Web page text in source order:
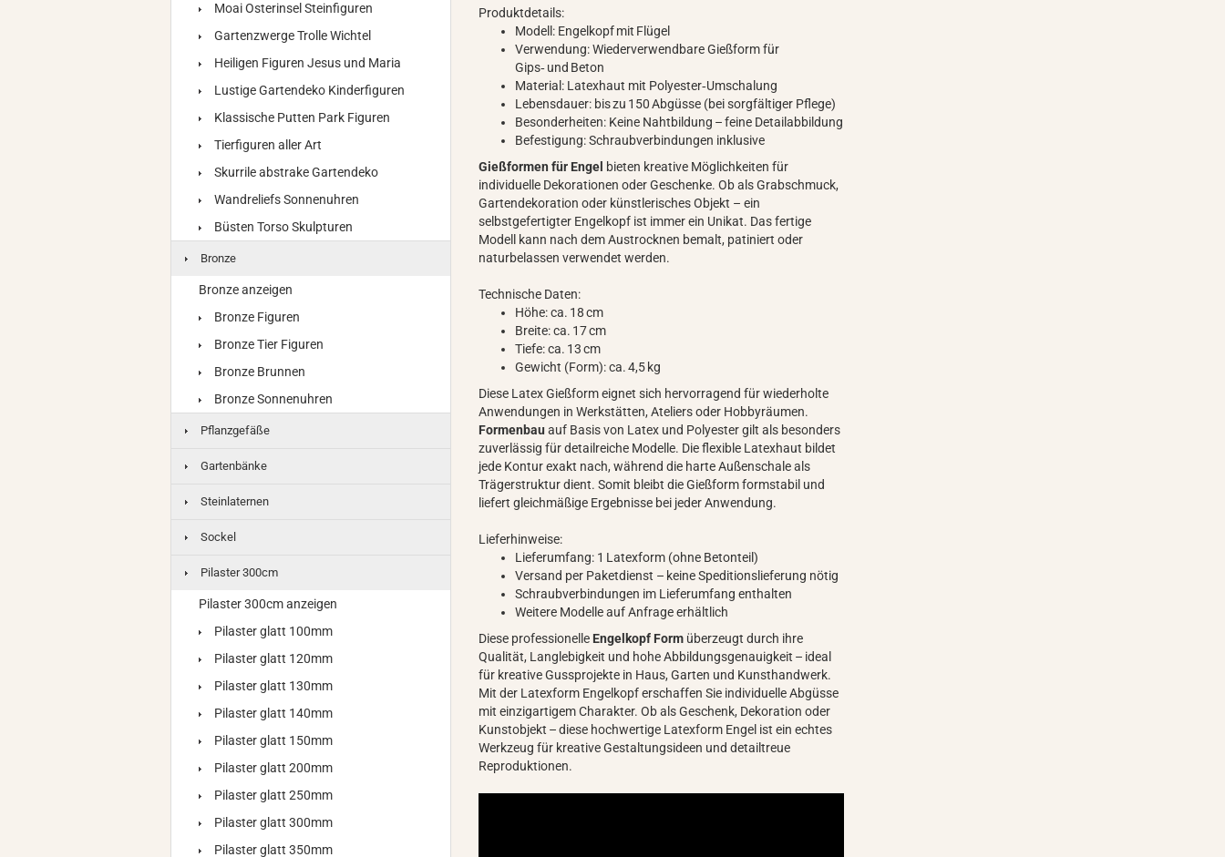
Produktdetails:
Modell: Engelkopf mit Flügel
Verwendung: Wiederverwendbare Gießform für
Gips‑ und Beton
Material: Latexhaut mit Polyester‑Umschalung
Lebensdauer: bis zu 150 Abgüsse (bei sorgfältiger Pflege)
Besonderheiten: Keine Nahtbildung – feine Detailabbildung
Befestigung: Schraubverbindungen inklusive
Gießformen für Engel bieten kreative Möglichkeiten für
individuelle Dekorationen oder Geschenke. Ob als Grabschmuck,
Gartendekoration oder künstlerisches Objekt – ein
selbstgefertigter Engelkopf ist immer ein Unikat. Das fertige
Modell kann nach dem Austrocknen bemalt, patiniert oder
naturbelassen verwendet werden.
Technische Daten:
Höhe: ca. 18 cm
Breite: ca. 17 cm
Tiefe: ca. 13 cm
Gewicht (Form): ca. 4,5 kg
Diese Latex Gießform eignet sich hervorragend für wiederholte
Anwendungen in Werkstätten, Ateliers oder Hobbyräumen.
Formenbau auf Basis von Latex und Polyester gilt als besonders
zuverlässig für detailreiche Modelle. Die flexible Latexhaut bildet
jede Kontur exakt nach, während die harte Außenschale als
Trägerstruktur dient. Somit bleibt die Gießform formstabil und
liefert gleichmäßige Ergebnisse bei jeder Anwendung.
Lieferhinweise:
Lieferumfang: 1 Latexform (ohne Betonteil)
Versand per Paketdienst – keine Speditionslieferung nötig
Schraubverbindungen im Lieferumfang enthalten
Weitere Modelle auf Anfrage erhältlich
Diese professionelle Engelkopf Form überzeugt durch ihre
Qualität, Langlebigkeit und hohe Abbildungsgenauigkeit – ideal
für kreative Gussprojekte in Haus, Garten und Kunsthandwerk.
Mit der Latexform Engelkopf erschaffen Sie individuelle Abgüsse
mit einzigartigem Charakter. Ob als Geschenk, Dekoration oder
Kunstobjekt – diese hochwertige Latexform Engel ist ein echtes
Werkzeug für kreative Gestaltungsideen und detailtreue
Reproduktionen.
Moai Osterinsel Steinfiguren
Gartenzwerge Trolle Wichtel
Heiligen Figuren Jesus und Maria
Lustige Gartendeko Kinderfiguren
Klassische Putten Park Figuren
Tierfiguren aller Art
Skurrile abstrake Gartendeko
Wandreliefs Sonnenuhren
Büsten Torso Skulpturen
Bronze
Bronze anzeigen
Bronze Figuren
Bronze Tier Figuren
Bronze Brunnen
Bronze Sonnenuhren
Pflanzgefäße
Gartenbänke
Steinlaternen
Sockel
Pilaster 300cm
Pilaster 300cm anzeigen
Pilaster glatt 100mm
Pilaster glatt 120mm
Pilaster glatt 130mm
Pilaster glatt 140mm
Pilaster glatt 150mm
Pilaster glatt 200mm
Pilaster glatt 250mm
Pilaster glatt 300mm
Pilaster glatt 350mm